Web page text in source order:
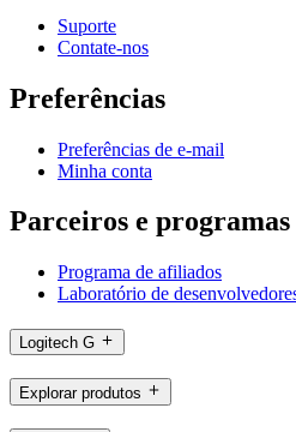
Suporte
Contate-nos
Preferências
Preferências de e-mail
Minha conta
Parceiros e programas
Programa de afiliados
Laboratório de
Logitech G
Explorar produtos